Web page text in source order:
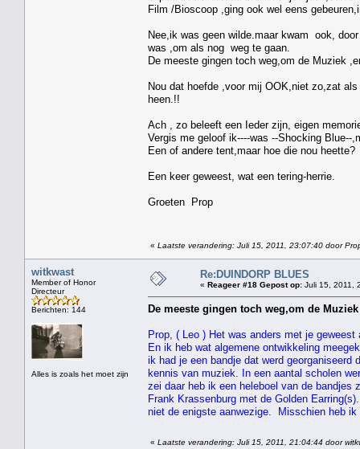
Film /Bioscoop ,ging ook wel eens
Nee,ik was geen wilde.maar kwam ook,
was ,om als nog weg te gaan.
De meeste gingen toch weg,om de Muziek
Nou dat hoefde ,voor mij OOK,niet zo,zat
heen.!!
Ach , zo beleeft een Ieder zijn, eigen
Vergis me geloof ik----was --Shocking
Een of andere tent,maar hoe die nou heette?
Een keer geweest, wat een tering-herrie.
Groeten Prop
« Laatste verandering: Juli 15, 2011, 23:07:40 door
witkwast
Member of Honor
Directeur
Berichten: 144
Alles is zoals het moet zijn
Re:DUINDORP BLUES
« Reageer #18 Gepost op: Juli 15, 2011,
De meeste gingen toch weg,om de
Prop, ( Leo ) Het was anders met je
En ik heb wat algemene ontwikkeling
ik had je een bandje dat werd
kennis van muziek. In een aantal scholen
zei daar heb ik een heleboel van de bandjes
Frank Krassenburg met de Golden
niet de enigste aanwezige. Misschien heb
« Laatste verandering: Juli 15, 2011, 21:04:44 door